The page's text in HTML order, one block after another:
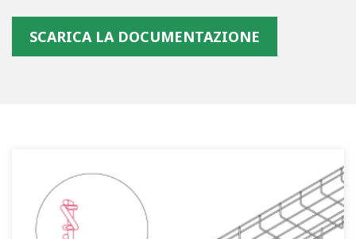
SCARICA LA DOCUMENTAZIONE